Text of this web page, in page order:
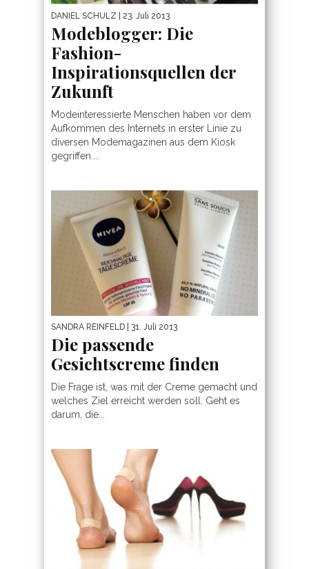
DANIEL SCHULZ | 23. Juli 2013
Modeblogger: Die
Fashion-
Inspirationsquellen der
Zukunft
Modeinteressierte Menschen haben vor dem
Aufkommen des Internets in erster Linie zu
diversen Modemagazinen aus dem Kiosk
gegriffen....
SANDRA REINFELD | 31. Juli 2013
Die passende
Gesichtscreme finden
Die Frage ist, was mit der Creme gemacht und
welches Ziel erreicht werden soll. Geht es
darum, die...